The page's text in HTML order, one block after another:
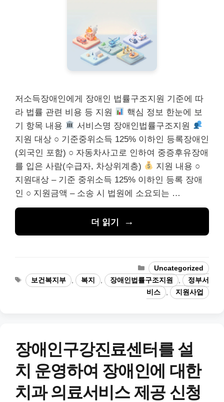
저소득장애인에게 장애인 법률구조지원 기준에 따
라 법률 관련 비용 등 지원
핵심 정보 한눈에 보
기 항목 내용
서비스명 장애인법률구조지원
지원 대상 ○ 기준중위소득 125% 이하인 등록장애인
(외국인 포함) ○ 자동차사고로 인하여 중증후유장애
를 입은 사람(수급자, 차상위계층)
지원 내용 ○
지원대상 – 기준 중위소득 125% 이하인 등록 장애
인 ○ 지원금액 – 소송 시 법원에 소요되는 …
더 읽기
카
테
고
리
Uncategorized
태
그
보건복지부 복지 장애인법률구조지원
정부서
비스
지원사업
장애인구강진료센터를 설
치 운영하여 장애인에 대한
치과 의료서비스 제공 신청